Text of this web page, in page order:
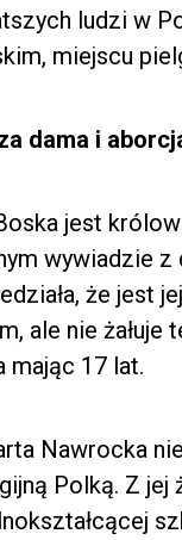
ludzi w
miejscu
dama i
jest
wywiadzie z
że jest
ale nie
mając 17 lat.
Nawrocka
Polką. Z jej